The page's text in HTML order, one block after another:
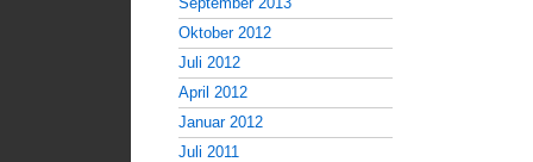
Oktober 2012
Juli 2012
April 2012
Januar 2012
Juli 2011